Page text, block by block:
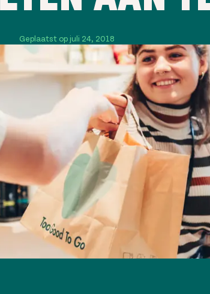
Geplaatst op juli 24, 2018